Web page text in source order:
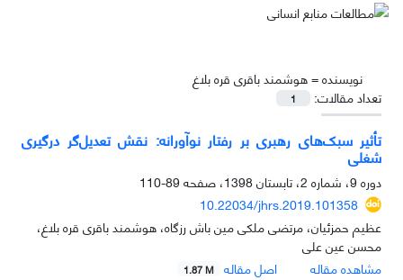
نویسنده =هوشمند باقری قره بلاغ
تعداد مقالات:
1
تأثیر سبک‌های رهبری بر رفتار نوآورانه: نقش تعدیل‌گر درگیری
شغلی
دوره 9، شماره 2، تابستان 1398، صفحه
89-110
10.22034/jhrs.2019.101358
عظیم حمزئیان، مرتضی ملکی مین باش رزگاه، هوشمند باقری قره بلاغ،
محسن عین علی
مشاهده مقاله
اصل مقاله 1.87 M